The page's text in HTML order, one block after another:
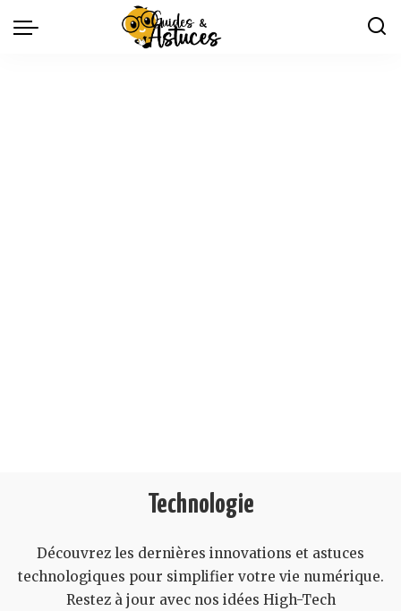
Technologie
Découvrez les dernières innovations et astuces
technologiques pour simplifier votre vie numérique.
Restez à jour avec nos idées High-Tech